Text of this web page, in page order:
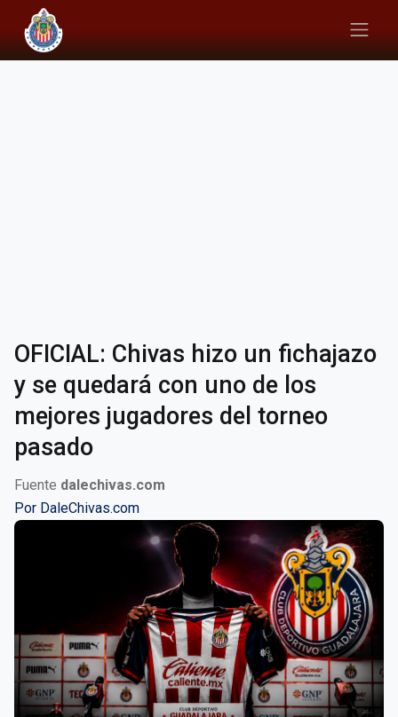
OFICIAL: Chivas hizo un fichajazo
y se quedará con uno de los
mejores jugadores del torneo
pasado
Fuente dalechivas.com
Por DaleChivas.com